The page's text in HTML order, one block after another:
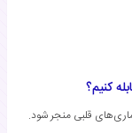
کنیم؟
قلبی منجر شود.